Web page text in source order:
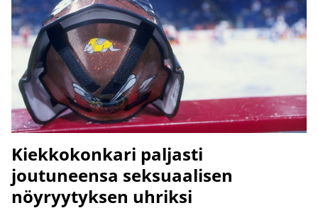
Kiekkokonkari paljasti
joutuneensa seksuaalisen
nöyryytyksen uhriksi